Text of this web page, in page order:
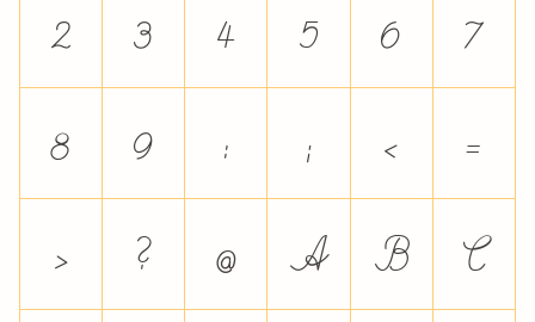
2
3 4 5 6
7
8
9 : ; <
=
>
? @ A B
C